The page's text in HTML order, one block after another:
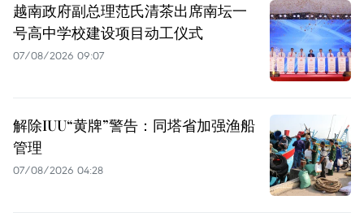
越南政府副总理范氏清茶出席南坛一
号高中学校建设项目动工仪式
07/08/2026 09:07
解除IUU“黄牌”警告：同塔省加强渔船
管理
07/08/2026 04:28